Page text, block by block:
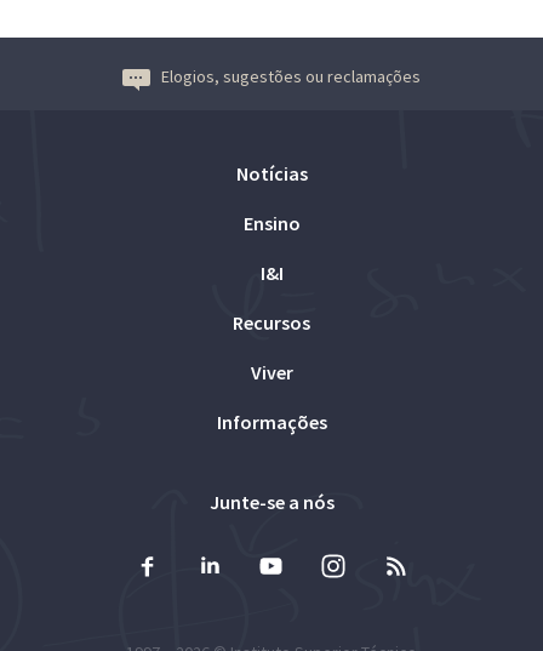
Elogios, sugestões ou reclamações
Notícias
Ensino
I&I
Recursos
Viver
Informações
Junte-se a nós